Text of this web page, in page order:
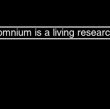
is a living